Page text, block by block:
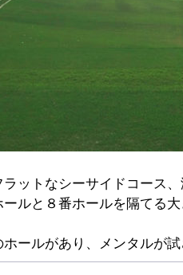
ットなシーサイドコース
ルと８番ホールを隔てる
ールがあり、メンタルが